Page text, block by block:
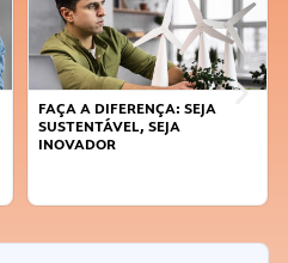
FAÇA A DIFERENÇA: SEJA
SUSTENTÁVEL, SEJA
INOVADOR